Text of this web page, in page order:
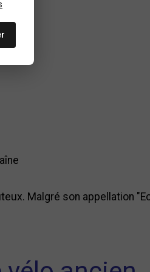
Malgré son appellation